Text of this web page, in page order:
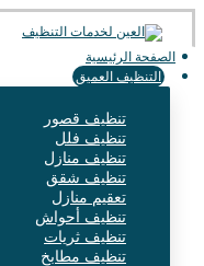
الصفحة الرئيسية
التنظيف العميق
تنظيف قصور
تنظيف فلل
تنظيف منازل
تنظيف شقق
تعقيم منازل
تنظيف أحواش
تنظيف ثريات
تنظيف مطابخ